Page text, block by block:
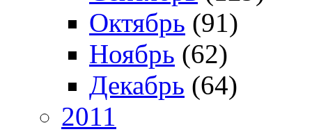
Октябрь (91)
Ноябрь (62)
Декабрь (64)
2011